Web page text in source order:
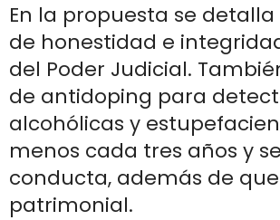
En la propuesta se
de honestidad e
del Poder Judicial.
de antidoping para
alcohólicas y
menos cada tres años y
conducta, además de
patrimonial.